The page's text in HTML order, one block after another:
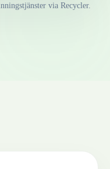
via Recycler.